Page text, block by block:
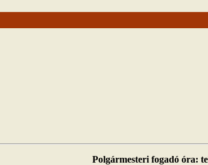
Polgármesteri fogadó óra: